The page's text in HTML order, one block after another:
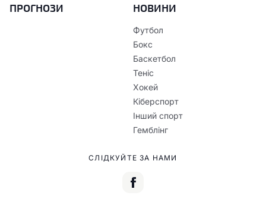
ПРОГНОЗИ НОВИНИ
Футбол
Бокс
Баскетбол
Теніс
Хокей
Кіберспорт
Інший спорт
Гемблінг
СЛІДКУЙТЕ ЗА НАМИ